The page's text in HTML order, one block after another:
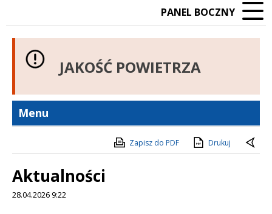
PANEL BOCZNY
JAKOŚĆ POWIETRZA
Menu
Zapisz do PDF Drukuj
Aktualności
28.04.2026 9:22